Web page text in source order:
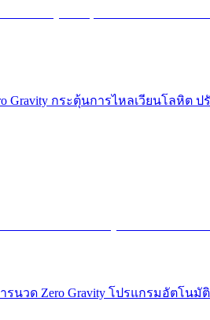
Gravity กระตุ้นการไหลเวียนโล
ารนวด Zero Gravity โปรแกรมอัต